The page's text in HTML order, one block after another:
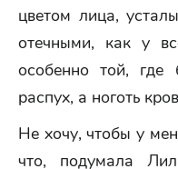
цветом лица,
отечными, как у
особенно той,
распух, а ноготь
Не хочу, чтобы у
что, подумала